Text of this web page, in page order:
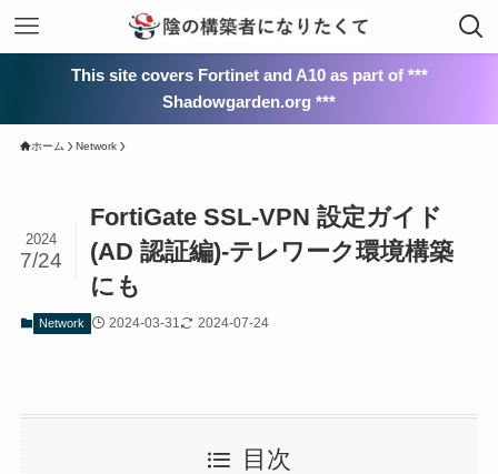
This site covers Fortinet and A10 as part of ***
Shadowgarden.org ***
ホーム Network
FortiGate SSL-VPN 設定ガイド
(AD 認証編)-テレワーク環境構築
にも
2024
7/24
Network 2024-03-31 2024-07-24
目次